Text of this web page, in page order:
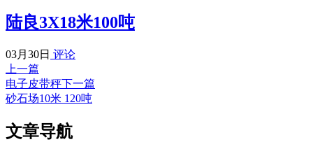
陆良3X18米100吨
03月30日 评论
上一篇
电子皮带秤下一篇
砂石场10米 120吨
文章导航